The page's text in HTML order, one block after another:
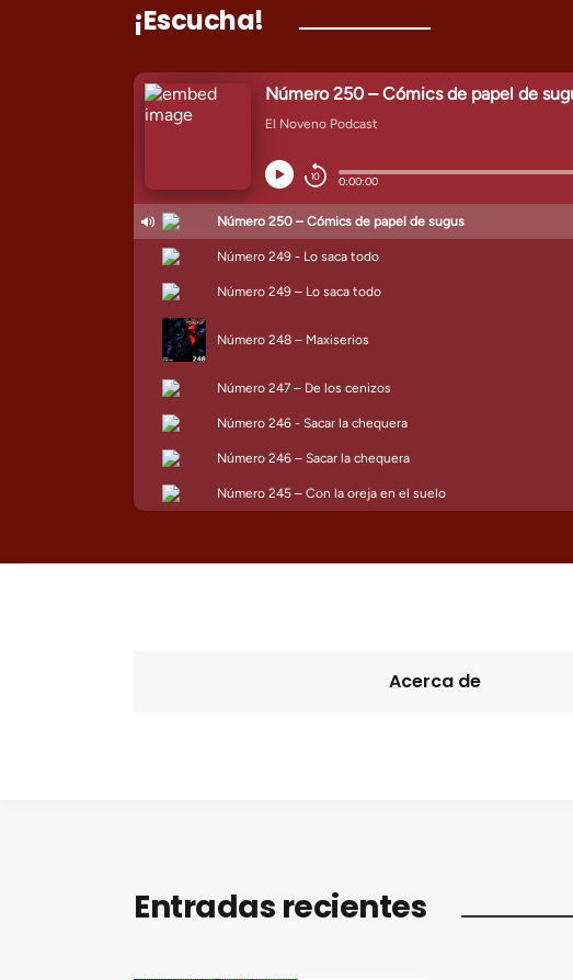
¡Escucha!
Acerca de
Entradas recientes